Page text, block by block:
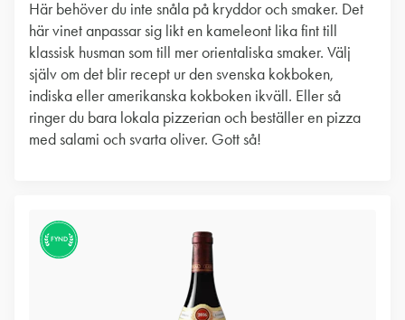
Här behöver du inte snåla på kryddor och smaker. Det
här vinet anpassar sig likt en kameleont lika fint till
klassisk husman som till mer orientaliska smaker. Välj
själv om det blir recept ur den svenska kokboken,
indiska eller amerikanska kokboken ikväll. Eller så
ringer du bara lokala pizzerian och beställer en pizza
med salami och svarta oliver. Gott så!
FYND